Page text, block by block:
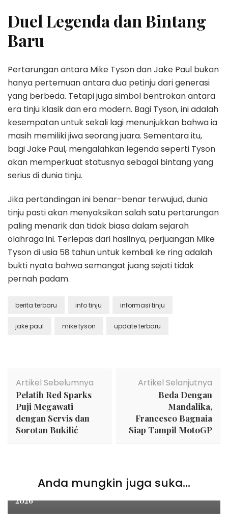
Duel Legenda dan Bintang
Baru
Pertarungan antara Mike Tyson dan Jake Paul bukan
hanya pertemuan antara dua petinju dari generasi
yang berbeda. Tetapi juga simbol bentrokan antara
era tinju klasik dan era modern. Bagi Tyson, ini adalah
kesempatan untuk sekali lagi menunjukkan bahwa ia
masih memiliki jiwa seorang juara. Sementara itu,
bagi Jake Paul, mengalahkan legenda seperti Tyson
akan memperkuat statusnya sebagai bintang yang
serius di dunia tinju.
Jika pertandingan ini benar-benar terwujud, dunia
tinju pasti akan menyaksikan salah satu pertarungan
paling menarik dan tidak biasa dalam sejarah
olahraga ini. Terlepas dari hasilnya, perjuangan Mike
Tyson di usia 58 tahun untuk kembali ke ring adalah
bukti nyata bahwa semangat juang sejati tidak
pernah padam.
berita terbaru info tinju informasi tinju
jake paul mike tyson update terbaru
Artikel
Artikel Sebelumnya
Pelatih Red Sparks
Puji Megawati
dengan Servis dan
Sorotan Bukilić
Artikel Selanjutnya
Beda Dengan
Mandalika,
Francesco Bagnaia
Siap Tampil MotoGP
Anda mungkin juga suka...
Sports
Aldila Sutjiadi Resmi Ganti Pasangan Di Miami Open
2026